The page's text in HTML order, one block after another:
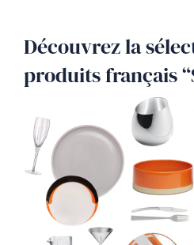
Découvrez la
produits français